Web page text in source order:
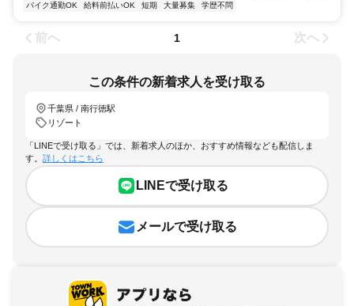
バイク通勤OK
給料前払いOK 短期 大量募集 学歴不問
前へ 1 次へ
この条件の新着求人を受け取る
千葉県 / 南行徳駅
リゾート
「LINEで受け取る」では、新着求人のほか、おすすめ情報なども配信しま
す。 詳しくはこちら
LINEで受け取る
メールで受け取る